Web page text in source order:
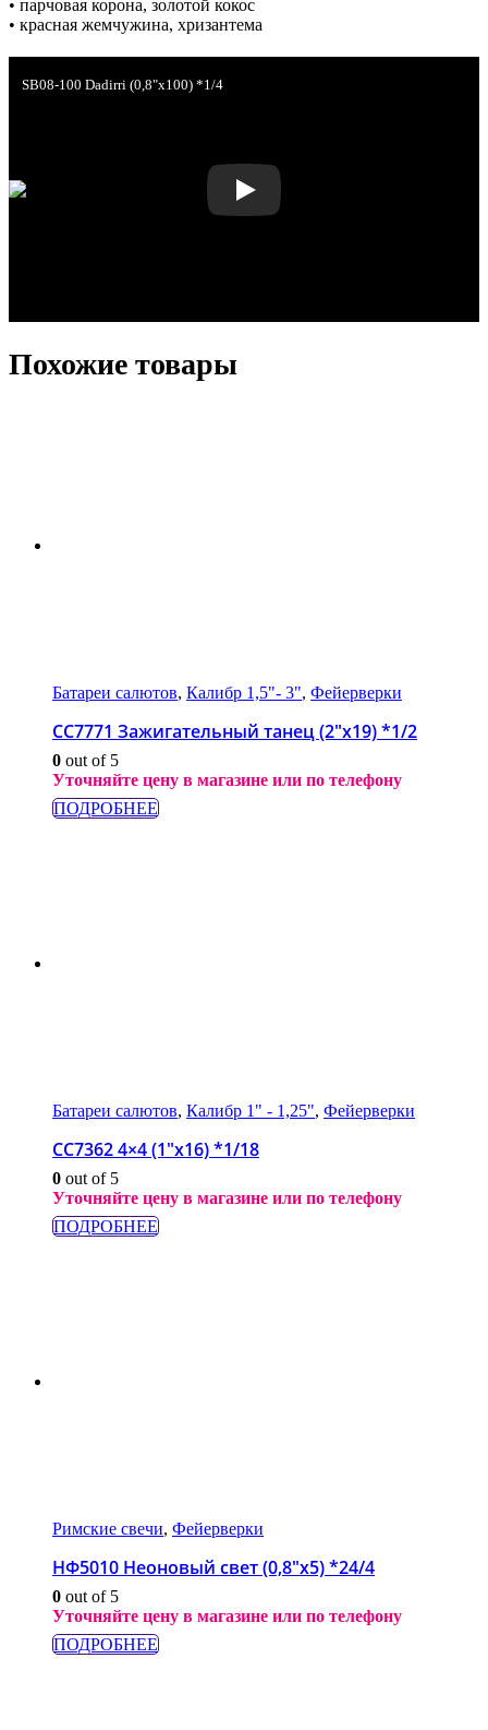
• парчовая корона, золотой кокос
• красная жемчужина, хризантема
SB08-100 Dadirri (0,8"х100) *1/4
Похожие товары
Батареи салютов, Калибр 1,5"- 3", Фейерверки
СС7771 Зажигательный танец (2″x19) *1/2
0 out of 5
Уточняйте цену в магазине или по телефону
ПОДРОБНЕЕ
Батареи салютов, Калибр 1" - 1,25", Фейерверки
СС7362 4×4 (1″x16) *1/18
0 out of 5
Уточняйте цену в магазине или по телефону
ПОДРОБНЕЕ
Римские свечи, Фейерверки
НФ5010 Неоновый свет (0,8″x5) *24/4
0 out of 5
Уточняйте цену в магазине или по телефону
ПОДРОБНЕЕ